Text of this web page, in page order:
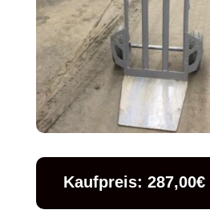
Kaufpreis: 287,00€